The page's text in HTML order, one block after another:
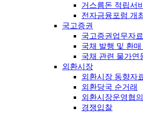
거스름돈 적립서
전자금융포럼 개
국고증권
국고증권업무자료
국채 발행 및 환매
국채 관련 물가연
외환시장
외환시장 동향자
외환당국 순거래
외환시장운영협
경쟁입찰